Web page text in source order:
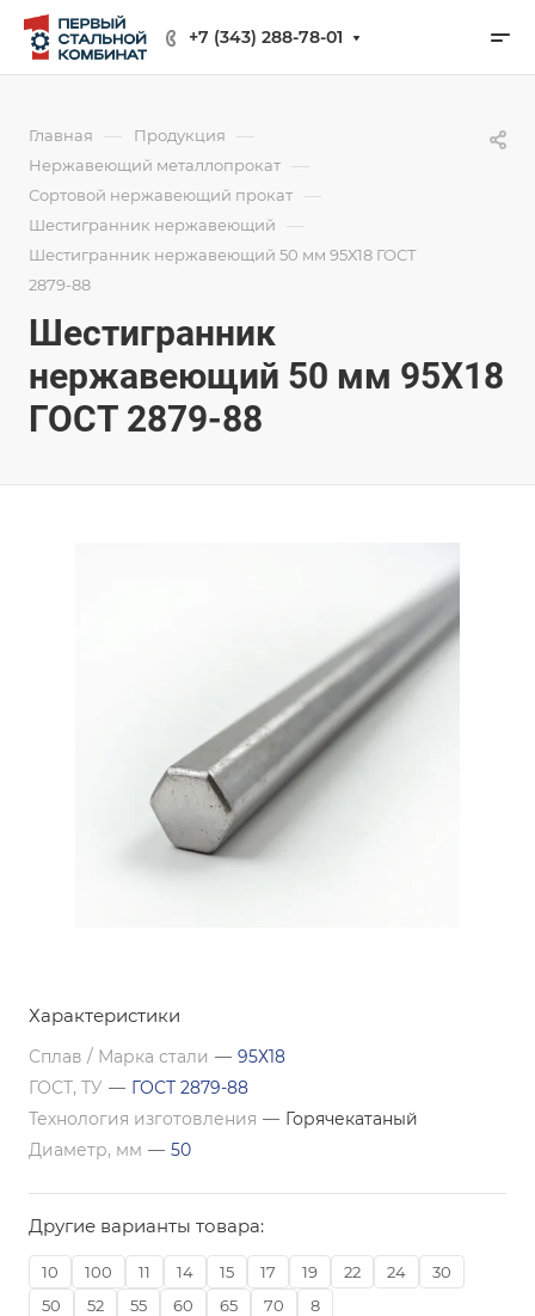
+7 (343) 288-78-01
Главная — Продукция —
Нержавеющий металлопрокат —
Сортовой нержавеющий прокат —
Шестигранник нержавеющий —
Шестигранник нержавеющий 50 мм 95Х18 ГОСТ
2879-88
Шестигранник
нержавеющий 50 мм 95Х18
ГОСТ 2879-88
Характеристики
Сплав / Марка стали — 95Х18
ГОСТ, ТУ — ГОСТ 2879-88
Технология изготовления — Горячекатаный
Диаметр, мм — 50
Другие варианты товара:
10 100 11 14 15 17 19 22 24
30
50
52 55 60 65 70 8